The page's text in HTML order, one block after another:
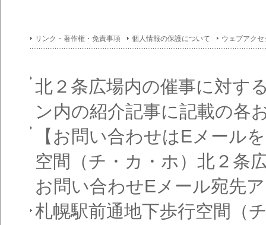
リンク・著作権・免責事項 個人情報の保護について ウェブアク
北２条広場内の催事に対す
ン内の紹介記事に記載の各
【お問い合わせはEメール
空間（チ・カ・ホ）北２条
お問い合わせEメール宛先
札幌駅前通地下歩行空間（